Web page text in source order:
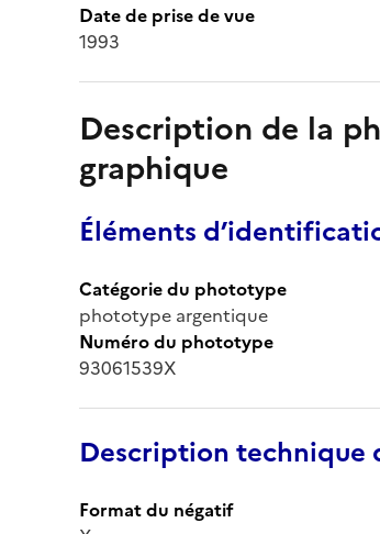
Date de prise de vue
1993
Description de la
graphique
Éléments
Catégorie du phototype
phototype argentique
Numéro du phototype
93061539X
Description technique
Format du négatif